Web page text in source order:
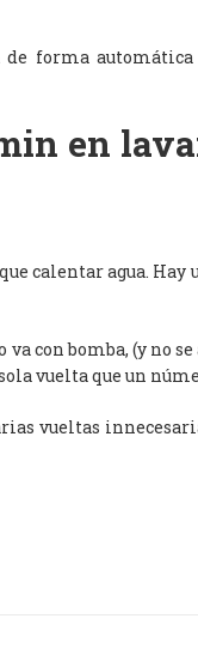
de forma
en
calentar agua.
con bomba, (y no
vuelta que un
vueltas